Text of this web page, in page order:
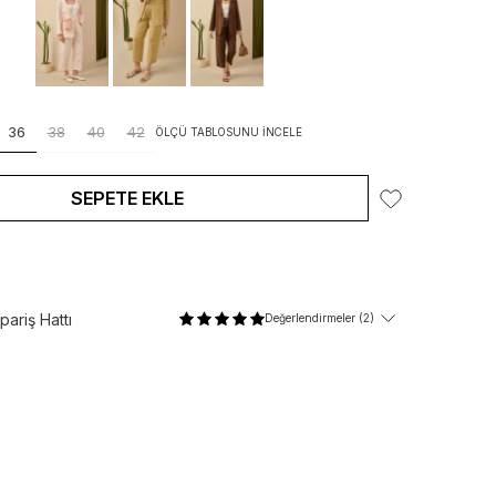
36 38 40 42 ÖLÇÜ TABLOSUNU İNCELE
SEPETE EKLE
Hattı Değerlendirmeler (2)